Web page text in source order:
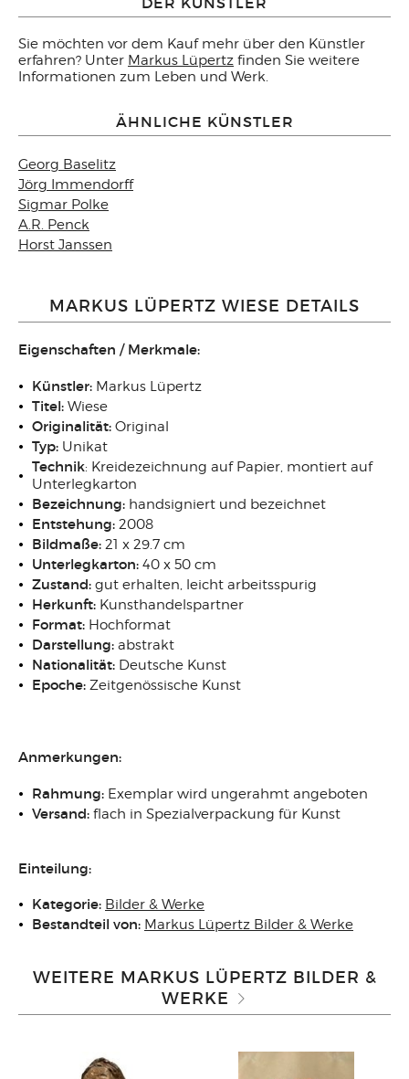
Sie möchten vor dem Kauf mehr über den Künstler
erfahren? Unter Markus Lüpertz finden Sie weitere
Informationen zum Leben und Werk.
ÄHNLICHE KÜNSTLER
Georg Baselitz
Jörg Immendorff
Sigmar Polke
A.R. Penck
Horst Janssen
MARKUS LÜPERTZ WIESE DETAILS
Eigenschaften / Merkmale:
Künstler: Markus Lüpertz
Titel: Wiese
Originalität: Original
Typ: Unikat
Technik: Kreidezeichnung auf Papier, montiert auf
Unterlegkarton
Bezeichnung: handsigniert und bezeichnet
Entstehung: 2008
Bildmaße: 21 x 29.7 cm
Unterlegkarton: 40 x 50 cm
Zustand: gut erhalten, leicht arbeitsspurig
Herkunft: Kunsthandelspartner
Format: Hochformat
Darstellung: abstrakt
Nationalität: Deutsche Kunst
Epoche: Zeitgenössische Kunst
Anmerkungen:
Rahmung: Exemplar wird ungerahmt angeboten
Versand: flach in Spezialverpackung für Kunst
Einteilung:
Kategorie: Bilder & Werke
Bestandteil von: Markus Lüpertz Bilder & Werke
WEITERE MARKUS LÜPERTZ BILDER &
WERKE